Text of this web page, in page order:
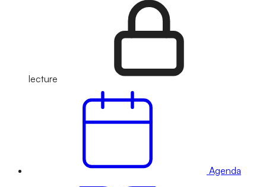
lecture
Agenda